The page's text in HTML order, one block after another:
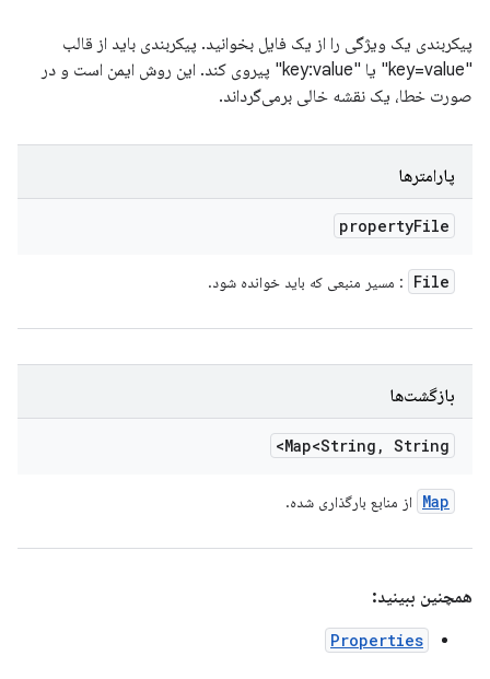
پیکربندی یک ویژگی را از یک فایل بخوانید. پیکربندی باید از قالب
"key=value" یا "key:value" پیروی کند. این روش ایمن است و در
صورت خطا، یک نقشه خالی برمی‌گرداند.
پارامترها
propertyFile
File : مسیر منبعی که باید خوانده شود.
بازگشت‌ها
Map<String , String>
Map از منابع بارگذاری شده.
همچنین ببینید:
Properties